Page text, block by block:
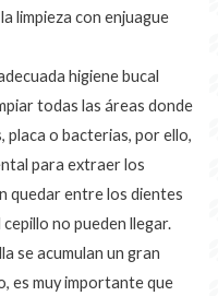
limpieza con enjuague
higiene bucal
todas las áreas donde
placa o bacterias, por ello,
para extraer los
quedar entre los dientes
no pueden llegar.
se acumulan un gran
es muy importante que